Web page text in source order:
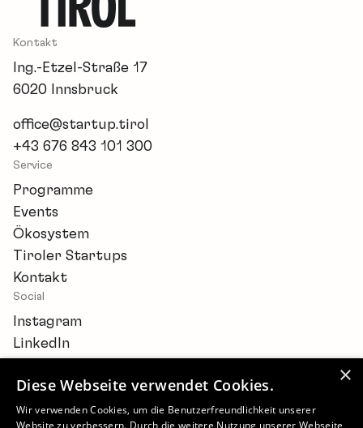
Kontakt
Ing.-Etzel-Straße 17
6020 Innsbruck
office@startup.tirol
+43 676 843 101 300
Service
Programme
Events
Ökosystem
Tiroler Startups
Kontakt
Social
Instagram
LinkedIn
×
Diese Webseite verwendet Cookies.
Wir verwenden Cookies, um die Benutzerfreundlichkeit unserer
Website zu verbessern. Durch die weitere Nutzung unserer Webseite